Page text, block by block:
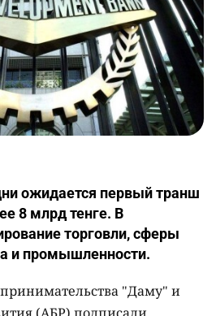
ожидается первый транш
8 млрд тенге. В
торговли, сферы
и промышленности.
"Даму" и